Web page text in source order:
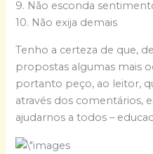
9. Não esconda
10. Não exija demais
Tenho a certeza de que,
propostas algumas mais
portanto peço, ao leitor,
através dos comentários,
ajudarnos a todos –